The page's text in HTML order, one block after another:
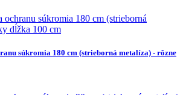
súkromia 180 cm (strieborná metalíza) - rôzne